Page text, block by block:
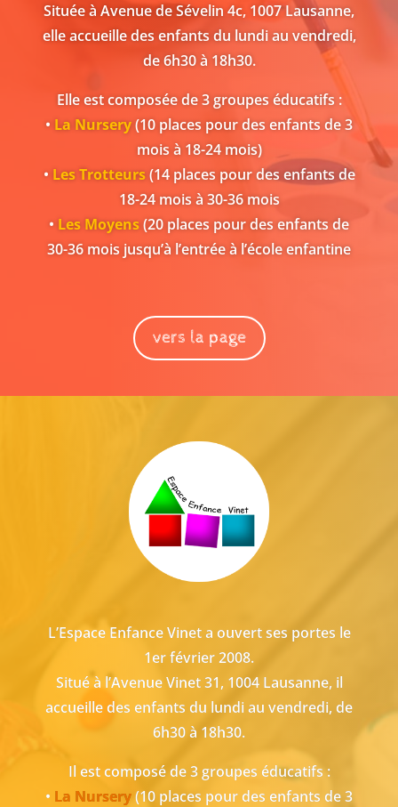
Située à Avenue de Sévelin 4c, 1007 Lausanne,
elle accueille des enfants du lundi au vendredi,
de 6h30 à 18h30.
Elle est composée de 3 groupes éducatifs :
• La Nursery(10 places pour des enfants de 3
mois à 18-24 mois)
• Les Trotteurs (14 places pour des enfants de
18-24 mois à 30-36 mois
• Les Moyens(20 places pour des enfants de
30-36 mois jusqu’à l’entrée à l’école enfantine
vers la page
L’Espace Enfance Vinet a ouvert ses portes le
1er février 2008.
Situé à l’Avenue Vinet 31, 1004 Lausanne, il
accueille des enfants du lundi au vendredi, de
6h30 à 18h30.
Il est composé de 3 groupes éducatifs :
• La Nursery(10 places pour des enfants de 3